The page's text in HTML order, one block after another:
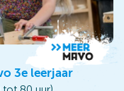
3e leerjaar